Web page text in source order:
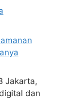
Jakarta,
dan